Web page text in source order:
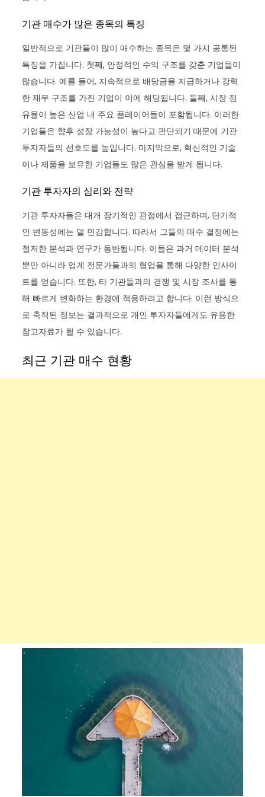
기관 매수가 많은 종목의 특징
일반적으로 기관들이 많이 매수하는 종목은 몇 가지 공통된
특징을 가집니다. 첫째, 안정적인 수익 구조를 갖춘 기업들이
많습니다. 예를 들어, 지속적으로 배당금을 지급하거나 강력
한 재무 구조를 가진 기업이 이에 해당됩니다. 둘째, 시장 점
유율이 높은 산업 내 주요 플레이어들이 포함됩니다. 이러한
기업들은 향후 성장 가능성이 높다고 판단되기 때문에 기관
투자자들의 선호도를 높입니다. 마지막으로, 혁신적인 기술
이나 제품을 보유한 기업들도 많은 관심을 받게 됩니다.
기관 투자자의 심리와 전략
기관 투자자들은 대개 장기적인 관점에서 접근하며, 단기적
인 변동성에는 덜 민감합니다. 따라서 그들의 매수 결정에는
철저한 분석과 연구가 동반됩니다. 이들은 과거 데이터 분석
뿐만 아니라 업계 전문가들과의 협업을 통해 다양한 인사이
트를 얻습니다. 또한, 타 기관들과의 경쟁 및 시장 조사를 통
해 빠르게 변화하는 환경에 적응하려고 합니다. 이런 방식으
로 축적된 정보는 결과적으로 개인 투자자들에게도 유용한
참고자료가 될 수 있습니다.
최근 기관 매수 현황